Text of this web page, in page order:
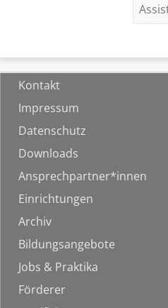
Kontakt
Impressum
Datenschutz
Downloads
Ansprechpartner*innen
Einrichtungen
Archiv
Bildungsangebote
Jobs & Praktika
Förderer